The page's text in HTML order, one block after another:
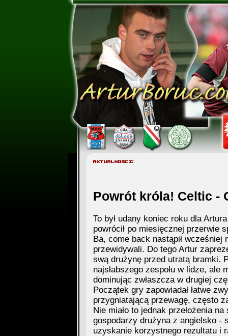
Powrót króla! Celtic -
To był udany koniec roku dla
powrócił po miesięcznej przerwie
Ba, come back nastąpił
przewidywali. Do tego Artur
swą drużynę przed utratą bramki.
najsłabszego zespołu w lidze,
dominując zwłaszcza w drugiej
Początek gry zapowiadał łatwe
przygniatającą przewagę, często
Nie miało to jednak przełożenia
gospodarzy drużyna z angielsko -
uzyskanie korzystnego rezultatu i